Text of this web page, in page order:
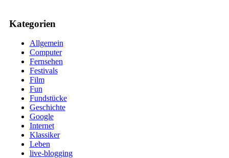
Kategorien
Allgemein
Computer
Fernsehen
Festivals
Film
Fun
Fundstücke
Geschichte
Google
Internet
Klassiker
Leben
live-blogging